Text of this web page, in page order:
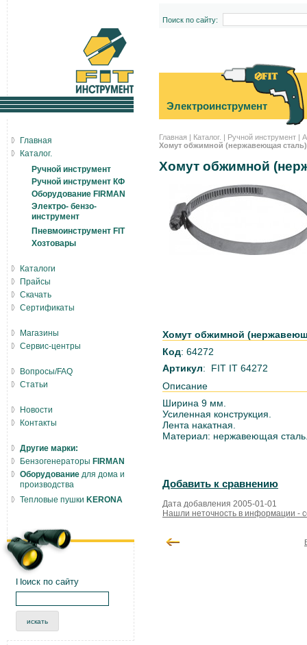
Поиск по сайту:
Электроинструмент
Главная | Каталог. | Ручной инструмент |
Хомут обжимной (нержавеющая сталь)
Хомут обжимной
Хомут обжимной
Код: 64272
Артикул: FIT IT 64272
Описание
Ширина 9 мм.
Усиленная конструкция.
Лента накатная.
Материал: нержавеющая
Добавить к сравнению
Дата добавления 2005-01-01
Нашли неточность в информации -
Главная
Каталог.
Ручной инструмент
Ручной инструмент КФ
Оборудование FIRMAN
Электро- бензо-
инструмент
Пневмоинструмент FIT
Хозтовары
Каталоги
Прайсы
Скачать
Сертификаты
Магазины
Сервис-центры
Вопросы/FAQ
Статьи
Новости
Контакты
Другие марки:
Бензогенераторы FIRMAN
Оборудование для дома и
производства
Тепловые пушки KERONA
Поиск по сайту